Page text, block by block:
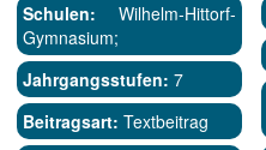
Schulen: Wilhelm-Hittorf-
Gymnasium;
Jahrgangsstufen: 7
Beitragsart: Textbeitrag